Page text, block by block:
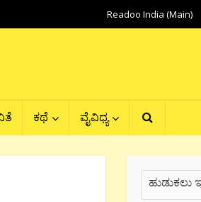
Readoo India (Main)
ಕಥೆ ವೈವಿಧ್ಯ